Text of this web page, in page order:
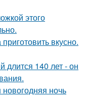
этого
вкусно.
длится 140 лет - он
ночь